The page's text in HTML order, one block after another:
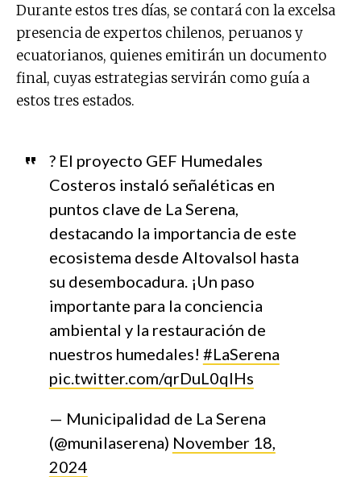
Durante estos tres días, se contará con la excelsa
presencia de expertos chilenos, peruanos y
ecuatorianos, quienes emitirán un documento
final, cuyas estrategias servirán como guía a
estos tres estados.
? El proyecto GEF Humedales
Costeros instaló señaléticas en
puntos clave de La Serena,
destacando la importancia de este
ecosistema desde Altovalsol hasta
su desembocadura. ¡Un paso
importante para la conciencia
ambiental y la restauración de
nuestros humedales! #LaSerena
pic.twitter.com/qrDuL0qIHs
— Municipalidad de La Serena
(@munilaserena) November 18,
2024